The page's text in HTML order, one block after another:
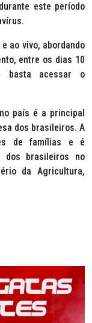
este período
ao vivo, abordando
entre os dias 10
basta acessar o
país é a principal
dos brasileiros. A
de famílias e é
dos brasileiros no
da Agricultura,